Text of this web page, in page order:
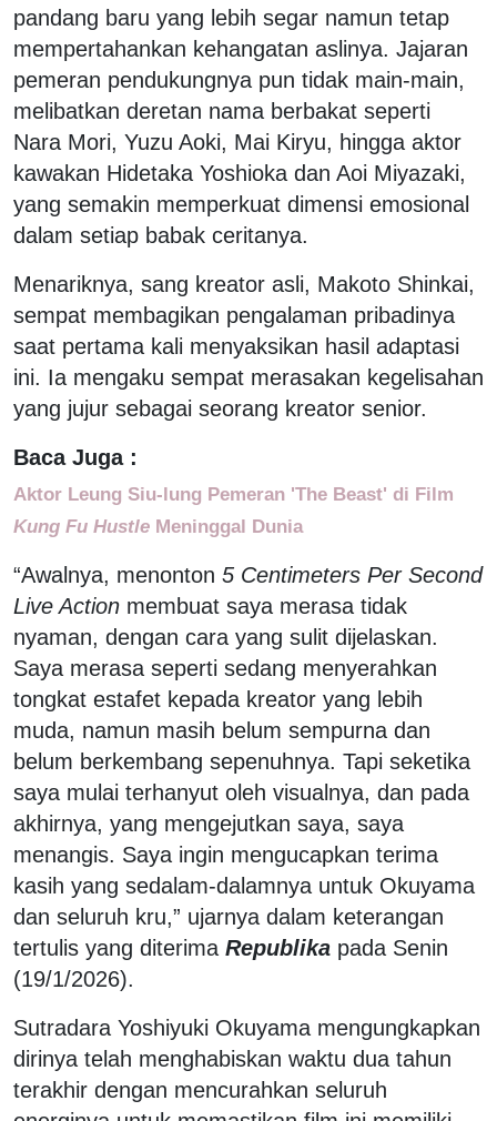
pandang baru yang lebih segar namun tetap
mempertahankan kehangatan aslinya. Jajaran
pemeran pendukungnya pun tidak main-main,
melibatkan deretan nama berbakat seperti
Nara Mori, Yuzu Aoki, Mai Kiryu, hingga aktor
kawakan Hidetaka Yoshioka dan Aoi Miyazaki,
yang semakin memperkuat dimensi emosional
dalam setiap babak ceritanya.
Menariknya, sang kreator asli, Makoto Shinkai,
sempat membagikan pengalaman pribadinya
saat pertama kali menyaksikan hasil adaptasi
ini. Ia mengaku sempat merasakan kegelisahan
yang jujur sebagai seorang kreator senior.
Baca Juga :
Aktor Leung Siu-lung Pemeran 'The Beast' di Film
Kung Fu Hustle Meninggal Dunia
“Awalnya, menonton 5 Centimeters Per Second
Live Action membuat saya merasa tidak
nyaman, dengan cara yang sulit dijelaskan.
Saya merasa seperti sedang menyerahkan
tongkat estafet kepada kreator yang lebih
muda, namun masih belum sempurna dan
belum berkembang sepenuhnya. Tapi seketika
saya mulai terhanyut oleh visualnya, dan pada
akhirnya, yang mengejutkan saya, saya
menangis. Saya ingin mengucapkan terima
kasih yang sedalam-dalamnya untuk Okuyama
dan seluruh kru,” ujarnya dalam keterangan
tertulis yang diterima Republika pada Senin
(19/1/2026).
Sutradara Yoshiyuki Okuyama mengungkapkan
dirinya telah menghabiskan waktu dua tahun
terakhir dengan mencurahkan seluruh